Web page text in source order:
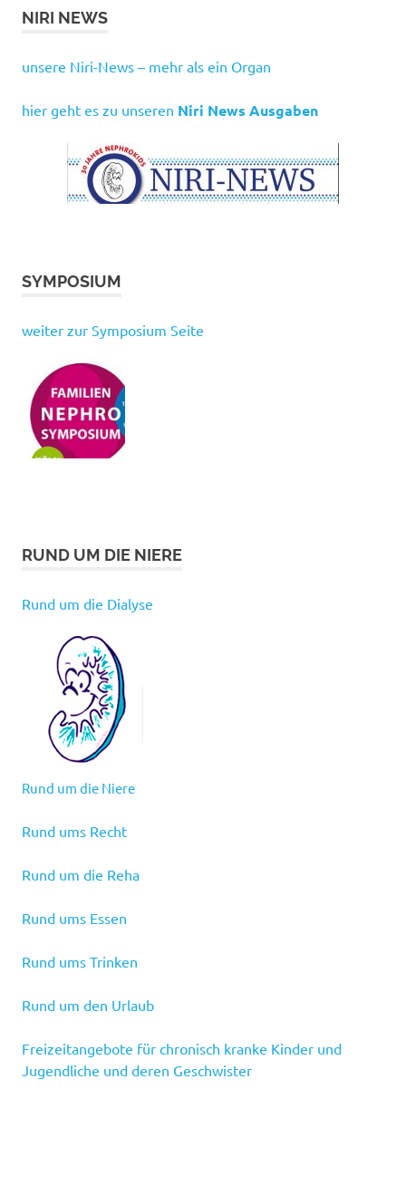
NIRI NEWS
unsere Niri-News – mehr als ein Organ
hier geht es zu unseren Niri News Ausgaben
SYMPOSIUM
weiter zur Symposium Seite
RUND UM DIE NIERE
Rund um die Dialyse
Rund um die Niere
Rund ums Recht
Rund um die Reha
Rund ums Essen
Rund ums Trinken
Rund um den Urlaub
Freizeitangebote für chronisch kranke Kinder und
Jugendliche und deren Geschwister